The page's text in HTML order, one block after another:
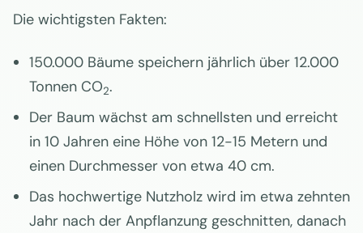
Die wichtigsten Fakten:
150.000 Bäume speichern jährlich über 12.000
Tonnen CO2.
Der Baum wächst am schnellsten und erreicht
in 10 Jahren eine Höhe von 12-15 Metern und
einen Durchmesser von etwa 40 cm.
Das hochwertige Nutzholz wird im etwa zehnten
Jahr nach der Anpflanzung geschnitten, danach